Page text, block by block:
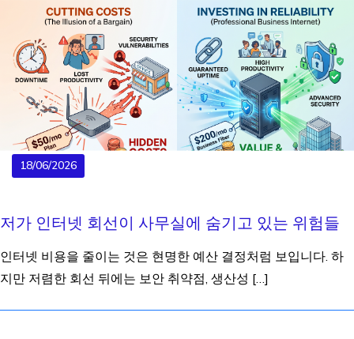
18/06/2026
저가 인터넷 회선이 사무실에 숨기고 있는 위험들
인터넷 비용을 줄이는 것은 현명한 예산 결정처럼 보입니다. 하
지만 저렴한 회선 뒤에는 보안 취약점, 생산성 […]